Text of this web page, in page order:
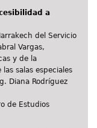
a
del Servicio
Vargas,
y de la
salas especiales
Diana Rodríguez
de Estudios